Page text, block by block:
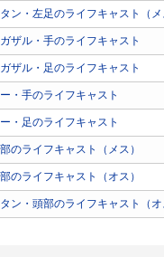
ン・左足のライフキャスト（
ザル・手のライフキャスト
ザル・足のライフキャスト
・手のライフキャスト
・足のライフキャスト
のライフキャスト（メス）
のライフキャスト（オス）
ン・頭部のライフキャスト（